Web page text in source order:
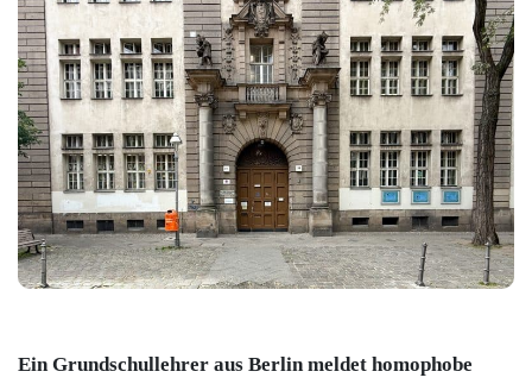
Ein Grundschullehrer aus Berlin meldet homophobe